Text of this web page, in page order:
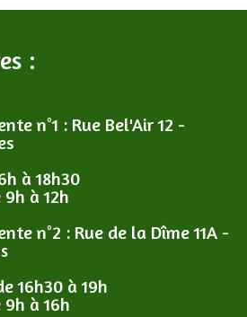
:
n°1 : Rue Bel'Air 12 -
à 18h30
9h à 12h
n°2 : Rue de la Dîme 11A -
16h30 à 19h
9h à 16h